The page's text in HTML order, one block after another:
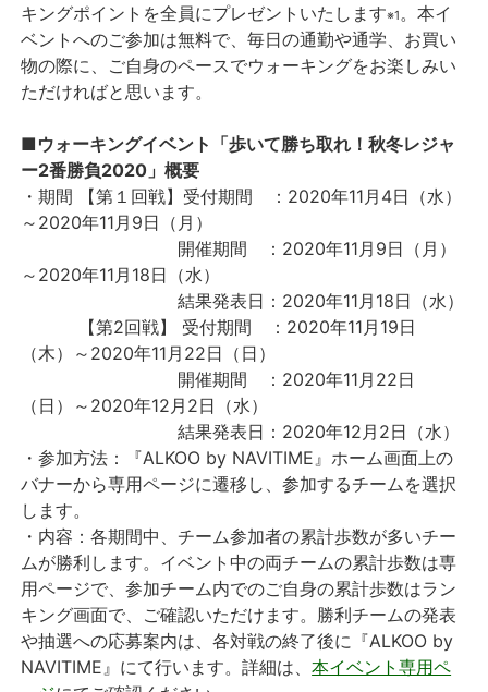
キングポイントを全員にプレゼントいたします※1。本イ
ベントへのご参加は無料で、毎日の通勤や通学、お買い
物の際に、ご自身のペースでウォーキングをお楽しみい
ただければと思います。
■ウォーキングイベント「歩いて勝ち取れ！秋冬レジャ
ー2番勝負2020」概要
・期間 【第１回戦】受付期間 ：2020年11月4日（水）
～2020年11月9日（月）
開催期間 ：2020年11月9日（月）
～2020年11月18日（水）
結果発表日：2020年11月18日（水）
【第2回戦】 受付期間 ：2020年11月19日
（木）～2020年11月22日（日）
開催期間 ：2020年11月22日
（日）～2020年12月2日（水）
結果発表日：2020年12月2日（水）
・参加方法：『ALKOO by NAVITIME』ホーム画面上の
バナーから専用ページに遷移し、参加するチームを選択
します。
・内容：各期間中、チーム参加者の累計歩数が多いチー
ムが勝利します。イベント中の両チームの累計歩数は専
用ページで、参加チーム内でのご自身の累計歩数はラン
キング画面で、ご確認いただけます。勝利チームの発表
や抽選への応募案内は、各対戦の終了後に『ALKOO by
NAVITIME』にて行います。詳細は、本イベント専用ペ